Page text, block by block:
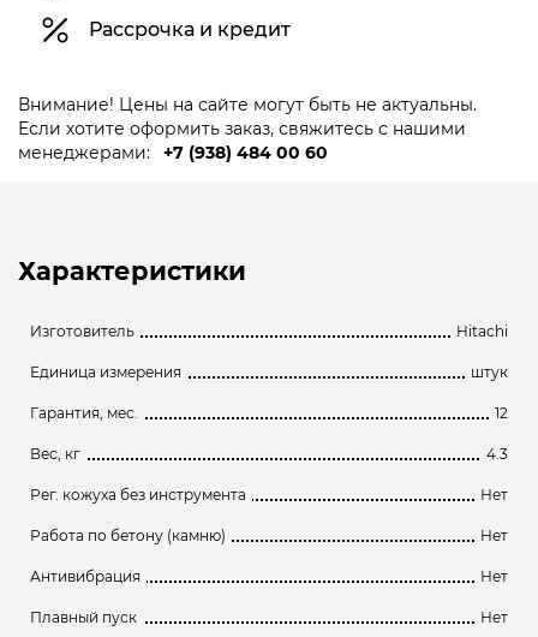
Рассрочка и кредит
Внимание! Цены на сайте могут быть не актуальны.
Если хотите оформить заказ, свяжитесь с нашими
менеджерами:
+7 (938) 484 00 60
Характеристики
Изготовитель Hitachi
Единица измерения штук
Гарантия, мес. 12
Вес, кг 4.3
Рег. кожуха без инструмента Нет
Работа по бетону (камню) Нет
Антивибрация Нет
Плавный пуск Нет